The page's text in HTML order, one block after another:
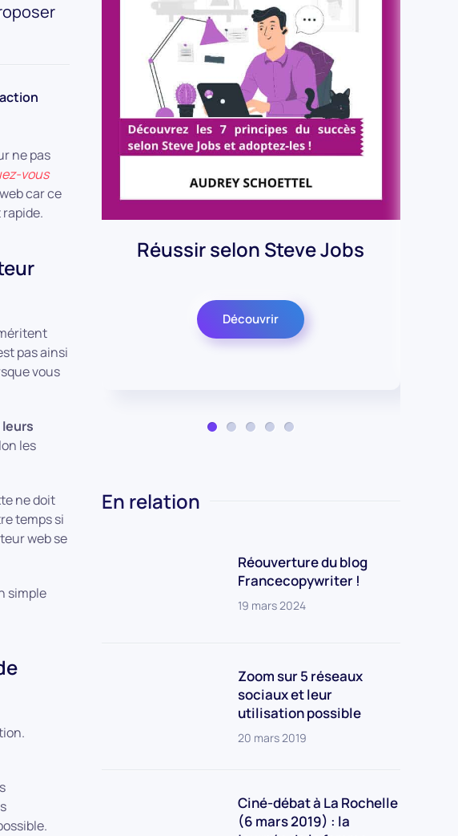
ne pas
vous
car ce
pas ainsi
vous
les
ne doit
temps si
web se
simple
Réussir selon Steve Jobs
Découvrir
En relation
Réouverture du blog
Francecopywriter !
19 mars 2024
Zoom sur 5 réseaux
sociaux et leur
utilisation possible
20 mars 2019
Ciné-débat à La Rochelle
(6 mars 2019) : la